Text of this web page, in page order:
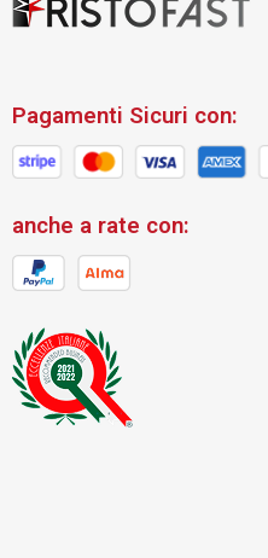
Pagamenti Sicuri con:
anche a rate con: